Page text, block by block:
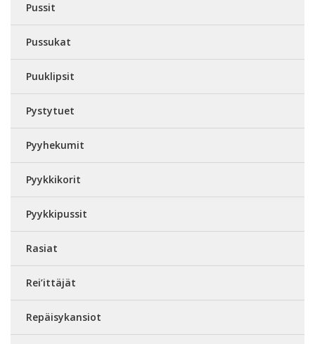
Pussit
Pussukat
Puuklipsit
Pystytuet
Pyyhekumit
Pyykkikorit
Pyykkipussit
Rasiat
Rei’ittäjät
Repäisykansiot